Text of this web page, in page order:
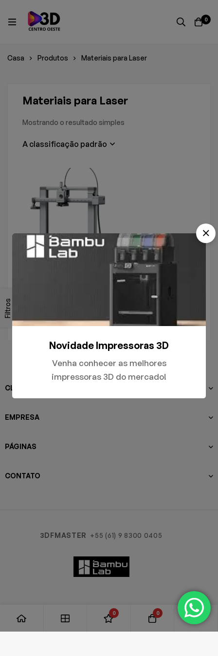
0
Casa Produtos Materiais para Laser
Filtros
Materiais para Laser
Mostrando o resultado simples
A classificação padrão
CLIENTES
EMPRESA
PÁGINAS
CONTATO
3DFMASTER +55 (61) 9 8300 0405
Novidade Impressoras 3D
Venha conhecer as melhores
impressoras 3D do mercado!
0 0